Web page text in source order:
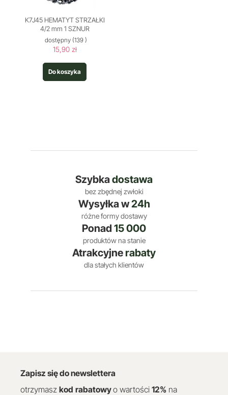
K7J45 HEMATYT STRZAŁKI
4/2 mm 1 SZNUR
dostępny (139 )
15,90 zł
Do koszyka
Szybkadostawa
bez zbędnej zwłoki
Wysyłka w24h
różne formy dostawy
Ponad 15 000
produktów na stanie
Atrakcyjnerabaty
dla stałych klientów
Zapisz się do newslettera
otrzymasz kod rabatowyo wartości 12% na